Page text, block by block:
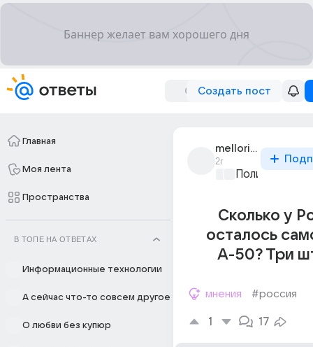
Создать пост
Главная
Моя лента
Пространства
В ТОПЕ НА ОТВЕТАХ
Информационные технологии
А сейчас что-то совсем другое
О любви без купюр
mellori_noks_6
2г
Сколько у
осталось
А-50? Три
мнения #россия
1 17